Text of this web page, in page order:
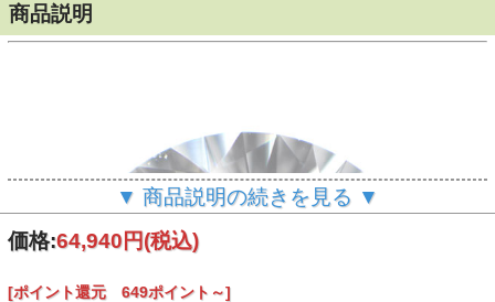
商品説明
▼ 商品説明の続きを見る ▼
価格:64,940円(税込)
[ポイント還元 649ポイント～]